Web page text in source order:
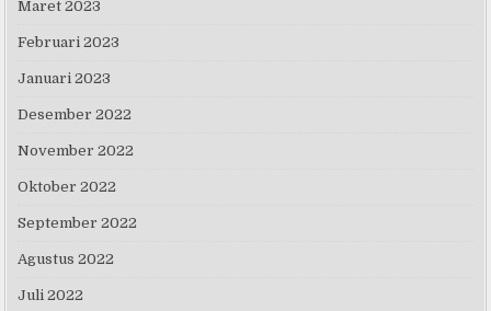
Maret 2023
Februari 2023
Januari 2023
Desember 2022
November 2022
Oktober 2022
September 2022
Agustus 2022
Juli 2022